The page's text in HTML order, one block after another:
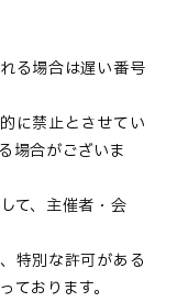
る場合は遅い番号
に禁止とさせてい
場合がございま
て、主催者・会
特別な許可がある
おります。